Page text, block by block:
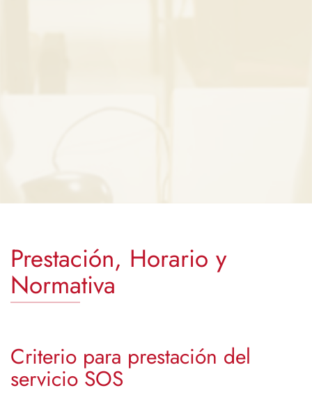
Prestación, Horario y
Normativa
Criterio para prestación del
servicio SOS